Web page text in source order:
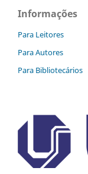
Informações
Para Leitores
Para Autores
Para Bibliotecários